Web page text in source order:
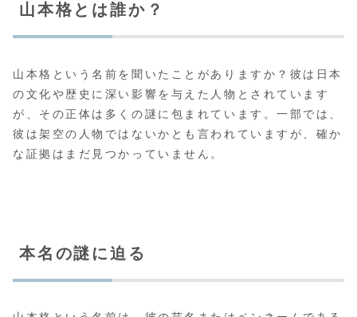
山本格とは誰か？
山本格という名前を聞いたことがありますか？彼は日本
の文化や歴史に深い影響を与えた人物とされています
が、その正体は多くの謎に包まれています。一部では、
彼は架空の人物ではないかとも言われていますが、確か
な証拠はまだ見つかっていません。
本名の謎に迫る